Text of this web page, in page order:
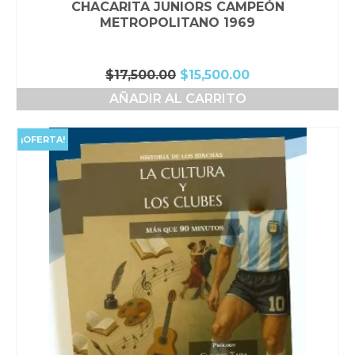
CHACARITA JUNIORS CAMPEÓN
METROPOLITANO 1969
$17,500.00 El
precio
original
$17,500.00.
$15,500.00El
precio
$15,500.00.
AÑADIR AL CARRITO
¡OFERTA!